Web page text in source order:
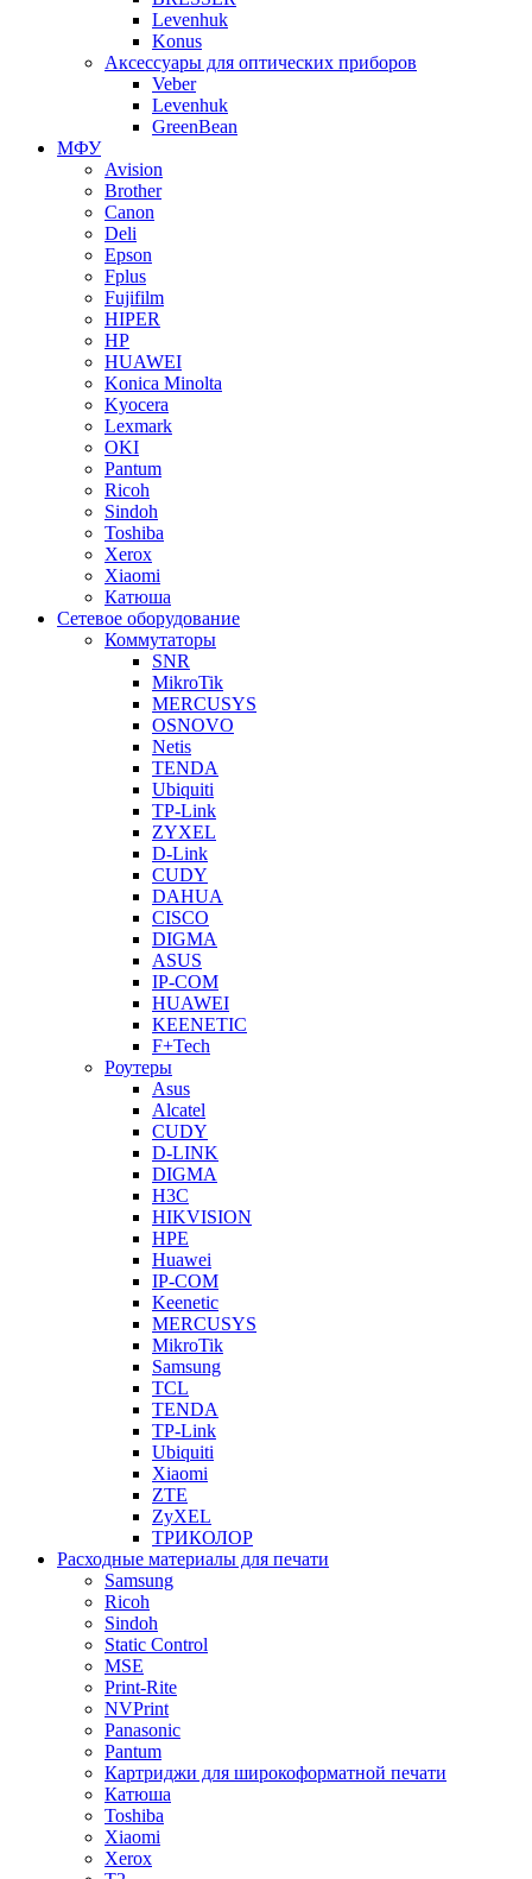
Levenhuk
Konus
Аксессуары для оптических приборов
Veber
Levenhuk
GreenBean
МФУ
Avision
Brother
Canon
Deli
Epson
Fplus
Fujifilm
HIPER
HP
HUAWEI
Konica Minolta
Kyocera
Lexmark
OKI
Pantum
Ricoh
Sindoh
Toshiba
Xerox
Xiaomi
Катюша
Сетевое оборудование
Коммутаторы
SNR
MikroTik
MERCUSYS
OSNOVO
Netis
TENDA
Ubiquiti
TP-Link
ZYXEL
D-Link
CUDY
DAHUA
CISCO
DIGMA
ASUS
IP-COM
HUAWEI
KEENETIC
F+Tech
Роутеры
Asus
Alcatel
CUDY
D-LINK
DIGMA
H3C
HIKVISION
HPE
Huawei
IP-COM
Keenetic
MERCUSYS
MikroTik
Samsung
TCL
TENDA
TP-Link
Ubiquiti
Xiaomi
ZTE
ZyXEL
ТРИКОЛОР
Расходные материалы для печати
Samsung
Ricoh
Sindoh
Static Control
MSE
Print-Rite
NVPrint
Panasonic
Pantum
Картриджи для широкоформатной печати
Катюша
Toshiba
Xiaomi
Xerox